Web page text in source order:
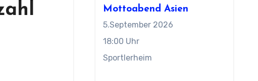
Mottoabend Asien
5.September 2026
18:00 Uhr
Sportlerheim